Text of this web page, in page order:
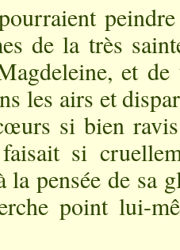
de la très
et
les airs et
si bien
si
pensée de sa
point lui-